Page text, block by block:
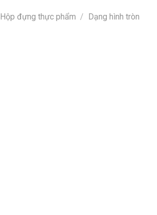
Hộp đựng thực phẩm / Dạng hình tròn